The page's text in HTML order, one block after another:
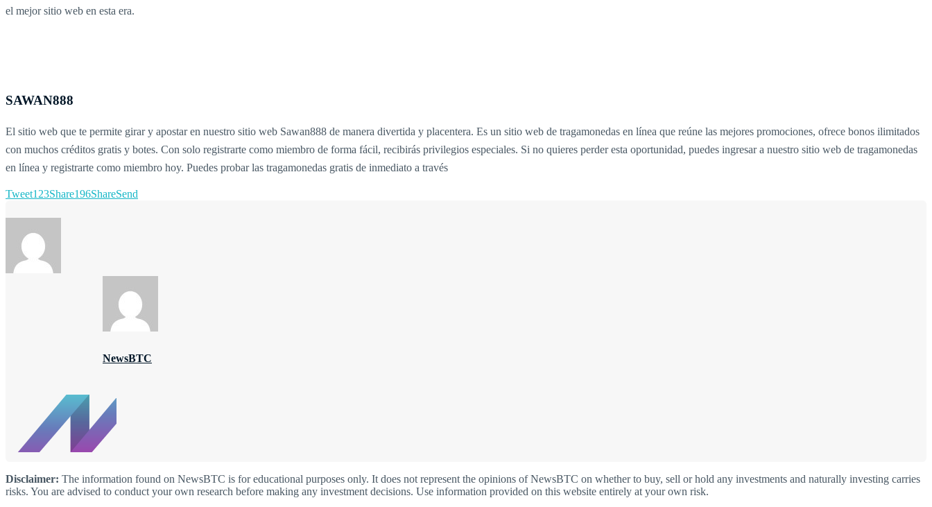
el mejor sitio web en esta era.
SAWAN888
El sitio web que te permite girar y apostar en nuestro sitio web Sawan888 de manera divertida y placentera. Es un sitio web de tragamonedas en línea que reúne las mejores promociones, ofrece bonos ilimitados
con muchos créditos gratis y botes. Con solo registrarte como miembro de forma fácil, recibirás privilegios especiales. Si no quieres perder esta oportunidad, puedes ingresar a nuestro sitio web de tragamonedas
en línea y registrarte como miembro hoy. Puedes probar las tragamonedas gratis de inmediato a través
Tweet123Share196ShareSend
NewsBTC
Disclaimer: The information found on NewsBTC is for educational purposes only. It does not represent the opinions of NewsBTC on whether to buy, sell or hold any investments and naturally investing carries
risks. You are advised to conduct your own research before making any investment decisions. Use information provided on this website entirely at your own risk.